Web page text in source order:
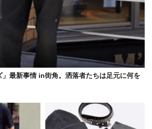
」最新事情 in街角。洒落者たちは足元に何を